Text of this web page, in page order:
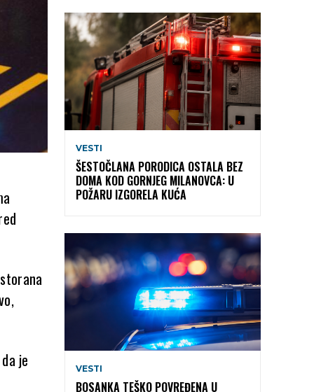
je
VESTI
ŠESTOČLANA PORODICA OSTALA BEZ
DOMA KOD GORNJEG MILANOVCA: U
POŽARU IZGORELA KUĆA
VESTI
BOSANKA TEŠKO POVREĐENA U